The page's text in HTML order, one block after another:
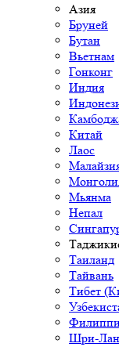
Азия
Бруней
Бутан
Вьетнам
Гонконг
Индия
Китай
Лаос
Мьянма
Непал
Таиланд
Тайвань
Тибет
Шри-